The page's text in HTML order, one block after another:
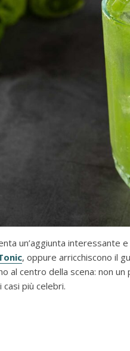
un’aggiunta interessante
, oppure arricchiscono il
al centro della scena: non
più celebri.